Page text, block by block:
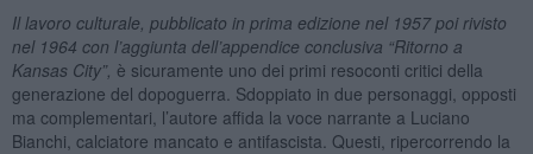
Il lavoro culturale, pubblicato in prima edizione nel 1957 poi rivisto
nel 1964 con l’aggiunta dell’appendice conclusiva “Ritorno a
Kansas City”, è sicuramente uno dei primi resoconti critici della
generazione del dopoguerra. Sdoppiato in due personaggi, opposti
ma complementari, l’autore affida la voce narrante a Luciano
Bianchi, calciatore mancato e antifascista. Questi, ripercorrendo la